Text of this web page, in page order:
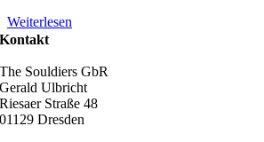
Weiterlesen
Kontakt
The Souldiers GbR
Gerald Ulbricht
Riesaer Straße 48
01129 Dresden